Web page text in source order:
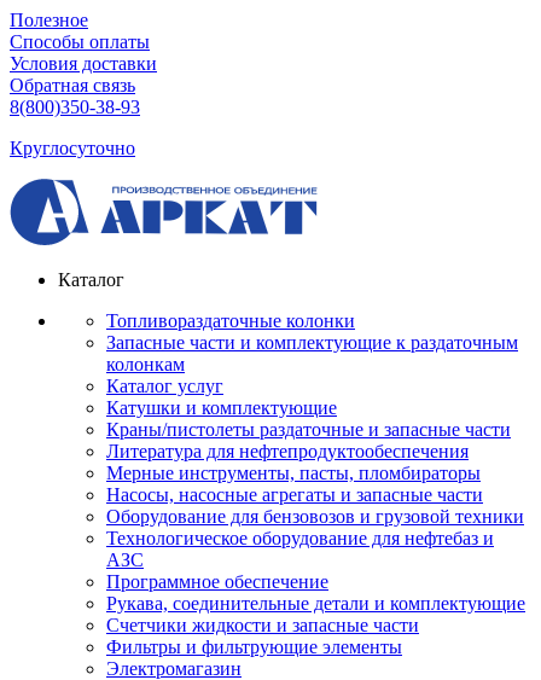
Полезное
Способы оплаты
Условия доставки
Обратная связь
8(800)350-38-93
Круглосуточно
Каталог
Топливораздаточные колонки
Запасные части и комплектующие к раздаточным
колонкам
Каталог услуг
Катушки и комплектующие
Краны/пистолеты раздаточные и запасные части
Литература для нефтепродуктообеспечения
Мерные инструменты, пасты, пломбираторы
Насосы, насосные агрегаты и запасные части
Оборудование для бензовозов и грузовой техники
Технологическое оборудование для нефтебаз и
АЗС
Программное обеспечение
Рукава, соединительные детали и комплектующие
Счетчики жидкости и запасные части
Фильтры и фильтрующие элементы
Электромагазин